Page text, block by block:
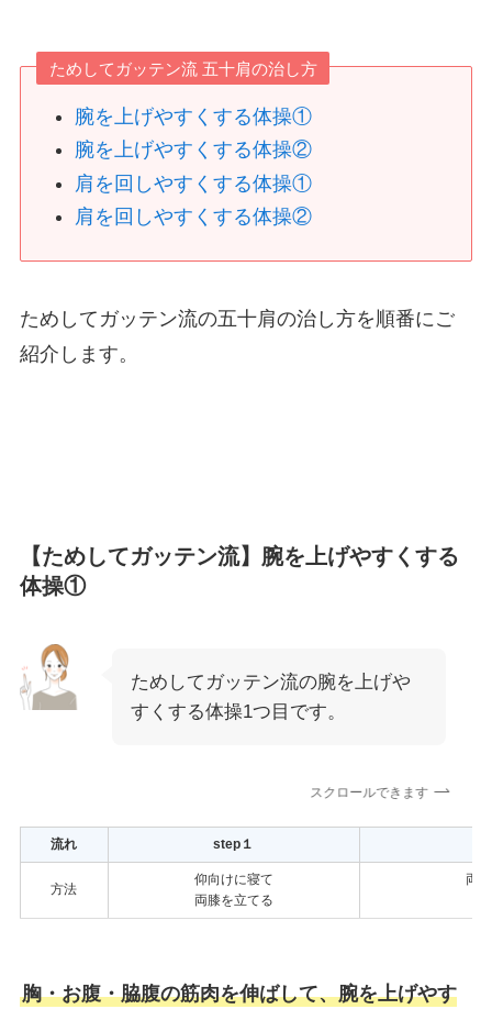
ためしてガッテン流 五十肩の治し方
腕を上げやすくする体操①
腕を上げやすくする体操②
肩を回しやすくする体操①
肩を回しやすくする体操②
ためしてガッテン流の五十肩の治し方を順番にご
紹介します。
【ためしてガッテン流】腕を上げやすくする
体操①
ためしてガッテン流の腕を上げや
すくする体操1つ目です。
スクロールできます
流れ step１
方法
仰向けに寝て
両膝を立てる
両
胸・お腹・脇腹の筋肉を伸ばして、腕を上げやす